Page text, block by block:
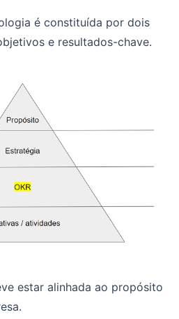
é constituída por dois
e resultados-chave.
estar alinhada ao propósito